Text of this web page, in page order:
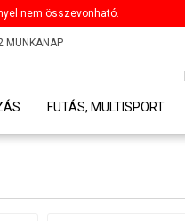
nem összevonható.
MUNKANAP
FUTÁS, MULTISPORT